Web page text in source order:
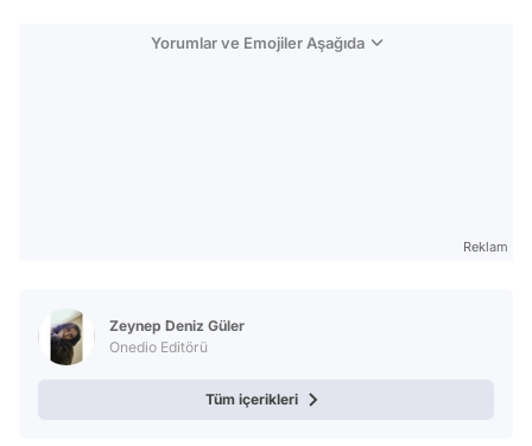
Yorumlar ve Emojiler Aşağıda
Reklam
Zeynep Deniz Güler
Onedio Editörü
Tüm içerikleri